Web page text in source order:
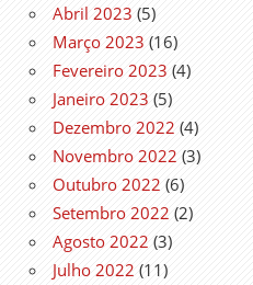
Abril 2023 (5)
Março 2023 (16)
Fevereiro 2023 (4)
Janeiro 2023 (5)
Dezembro 2022 (4)
Novembro 2022 (3)
Outubro 2022 (6)
Setembro 2022 (2)
Agosto 2022 (3)
Julho 2022 (11)